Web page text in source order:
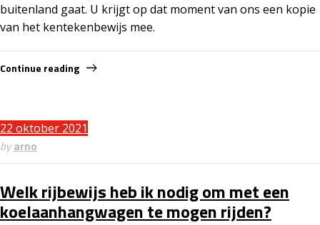
buitenland gaat. U krijgt op dat moment van ons een kopie
van het kentekenbewijs mee.
Continue reading
22 oktober 2021
byarno
Welk rijbewijs heb ik nodig om met een
koelaanhangwagen te mogen rijden?